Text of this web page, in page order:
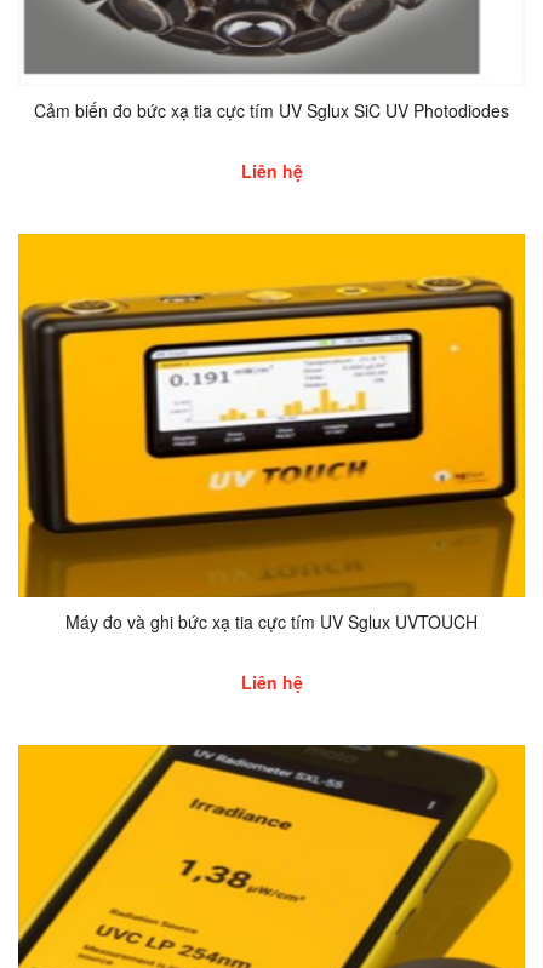
Cảm biến đo bức xạ tia cực tím UV Sglux SiC UV Photodiodes
Liên hệ
Máy đo và ghi bức xạ tia cực tím UV Sglux UVTOUCH
Liên hệ